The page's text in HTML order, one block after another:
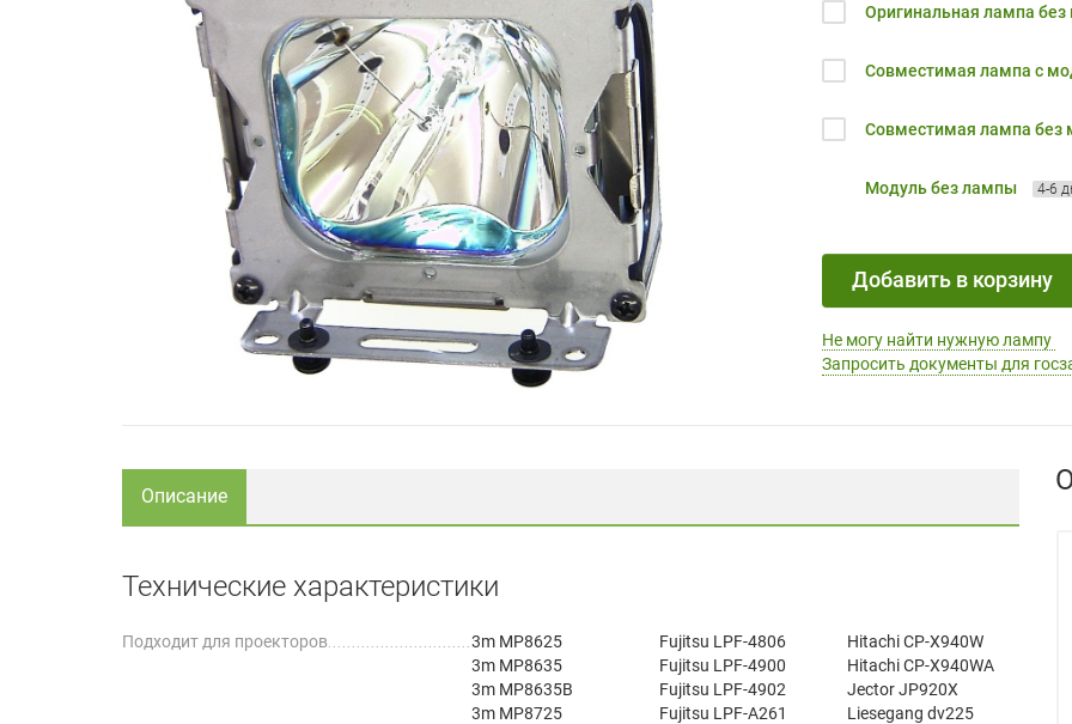
Оригинальная лампа без
Совместимая лампа с
Совместимая лампа без
Модуль без лампы 4-6
Добавить в корзину
Не могу найти нужную лампу
Запросить документы для
Описание
Технические характеристики
Подходит для проекторов
3m MP8625
3m MP8635
3m MP8635B
3m MP8725
Fujitsu LPF-4806
Fujitsu LPF-4900
Fujitsu LPF-4902
Fujitsu LPF-A261
Hitachi CP-X940W
Hitachi CP-X940WA
Jector JP920X
Liesegang dv225